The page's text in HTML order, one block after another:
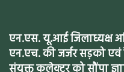
एन.एस. यू.आई जिलाध्यक्ष
एन.एच. की जर्जर सड़को